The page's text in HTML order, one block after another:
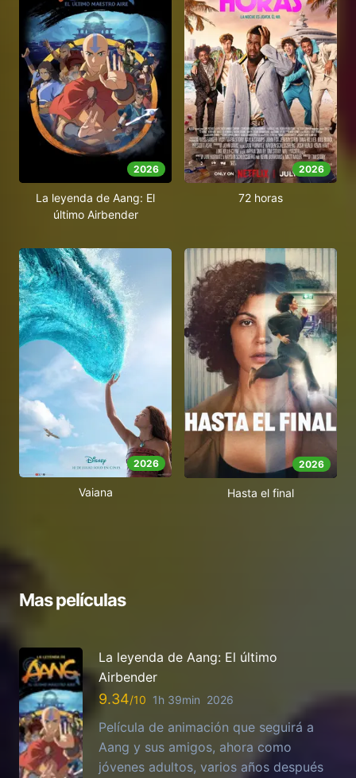
2026
La leyenda de Aang: El
último Airbender
2026
72 horas
2026
Vaiana
2026
Hasta el final
Mas películas
La leyenda de Aang: El último
Airbender
9.34 1h 39min 2026
Película de animación que seguirá a
Aang y sus amigos, ahora como
jóvenes adultos, varios años después